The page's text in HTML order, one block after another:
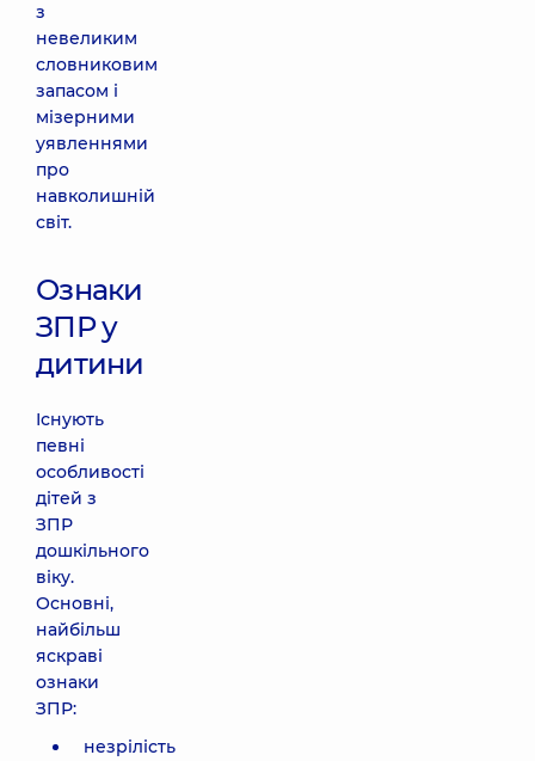
з
невеликим
словниковим
запасом і
мізерними
уявленнями
про
навколишній
світ.
Ознаки
ЗПР у
дитини
Існують
певні
особливості
дітей з
ЗПР
дошкільного
віку.
Основні,
найбільш
яскраві
ознаки
ЗПР:
незрілість